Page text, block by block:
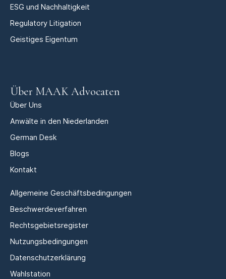
ESG und Nachhaltigkeit
Regulatory Litigation
Geistiges Eigentum
Über MAAK Advocaten
Über Uns
Anwälte in den Niederlanden
German Desk
Blogs
Kontakt
Allgemeine Geschäftsbedingungen
Beschwerdeverfahren
Rechtsgebietsregister
Nutzungsbedingungen
Datenschutzerklärung
Wahlstation